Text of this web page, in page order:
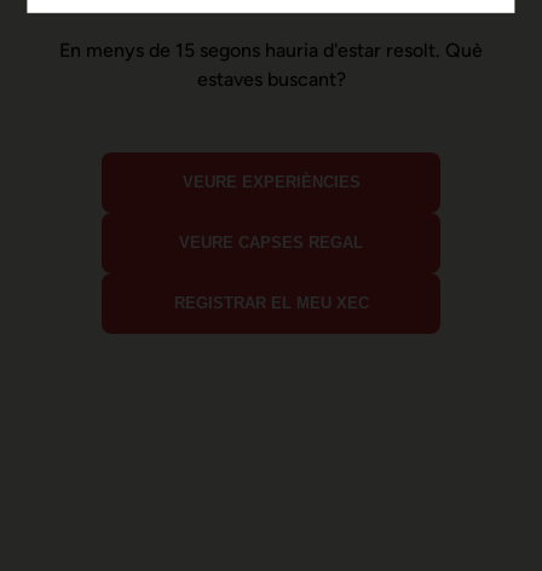
En menys de 15 segons hauria d'estar resolt. Què
estaves buscant?
VEURE EXPERIÈNCIES
VEURE CAPSES REGAL
REGISTRAR EL MEU XEC